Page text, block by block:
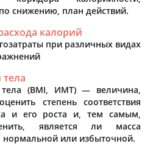
снижению, план действий.
калорий
при различных видах
(BMI, ИМТ) — величина,
степень соответствия
и его роста и, тем самым,
является ли масса
нормальной или избыточной.